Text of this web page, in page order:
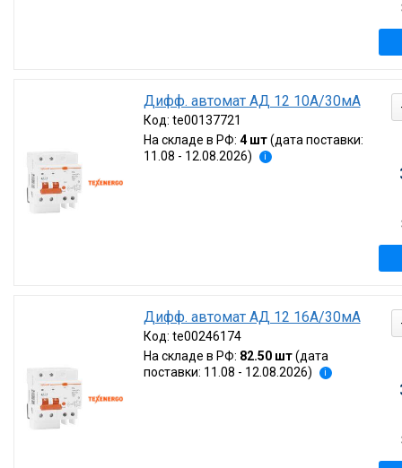
Дифф. автомат АД 12 10А/30мА
Код: te00137721
На складе в РФ: 4 шт (дата поставки:
11.08 - 12.08.2026)
i
Дифф. автомат АД 12 16А/30мА
Код: te00246174
На складе в РФ: 82.50 шт (дата
поставки: 11.08 - 12.08.2026)
i